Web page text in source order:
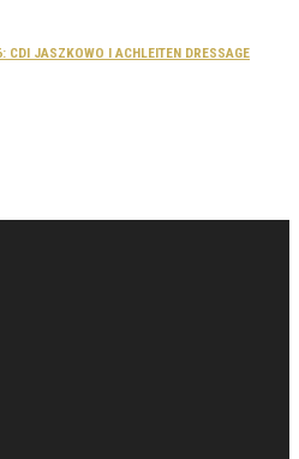
JASZKOWO I ACHLEITEN DRESSAGE